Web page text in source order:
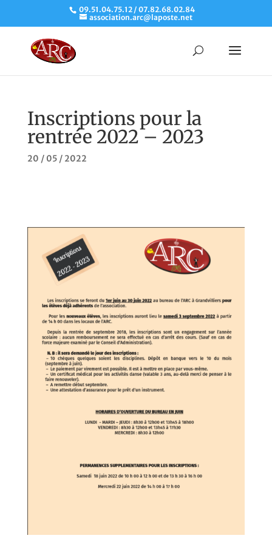
09.51.04.75.12 / 07.82.68.02.84
association.arc@laposte.net
Inscriptions pour la
rentrée 2022 – 2023
20 / 05 / 2022